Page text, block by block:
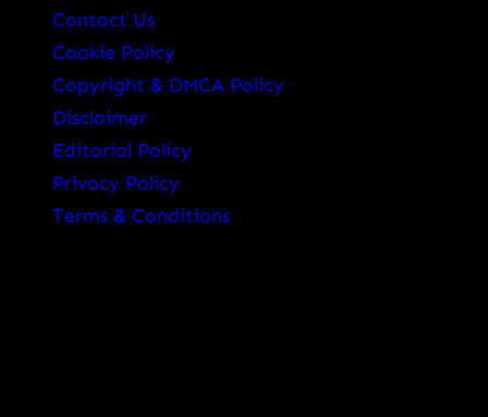
Contact Us
Cookie Policy
Copyright & DMCA Policy
Disclaimer
Editorial Policy
Privacy Policy
Terms & Conditions